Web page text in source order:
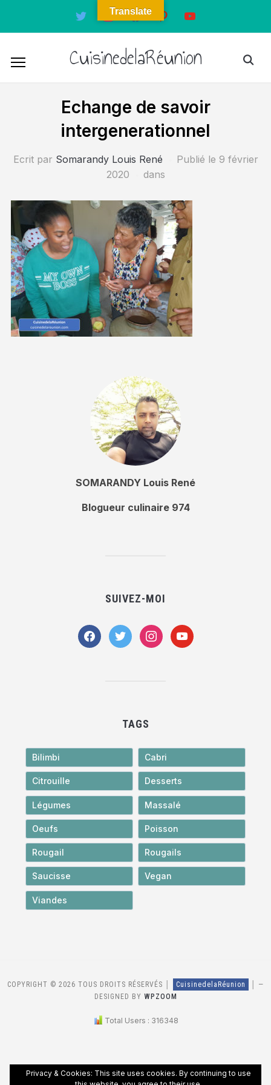
twitter instagramfacebookpinterestyoutube
CuisinedelaRéunion
Echange de savoir
intergenerationnel
Ecrit par Somarandy Louis René Publié le 9 février
2020
dans
SOMARANDY Louis René
Blogueur culinaire 974
SUIVEZ-MOI
facebooktwitter instagramyoutube
TAGS
Bilimbi Cabri
Citrouille Desserts
Légumes Massalé
Oeufs Poisson
Rougail Rougails
Saucisse Vegan
Viandes
COPYRIGHT © 2026 TOUS DROITS RÉSERVÉS │ CuisinedelaRéunion
—
DESIGNED BY WPZOOM
Total Users : 316348
Translate
Privacy & Cookies: This site uses cookies. By continuing to use